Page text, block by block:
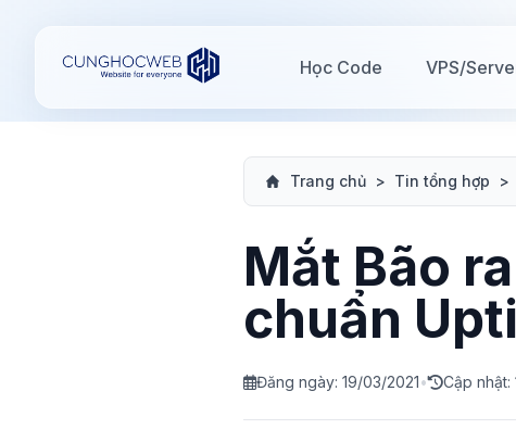
Học Code VPS/
Trang chủ > Tin tổng hợp >
Mắt Bão
chuẩn
Đăng ngày: 19/03/2021• Cập nhật: